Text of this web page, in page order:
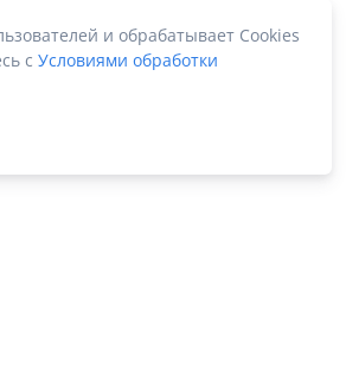
и обрабатывает Cookies
с Условиями обработки